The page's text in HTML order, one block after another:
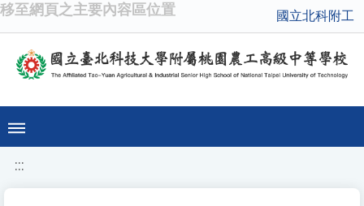
移至網頁之主要內容區位置 國立北科附工
:::